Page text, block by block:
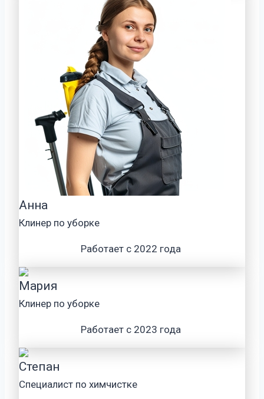
Анна
Клинер по уборке
Работает с 2022 года
Мария
Клинер по уборке
Работает с 2023 года
Степан
Специалист по химчистке